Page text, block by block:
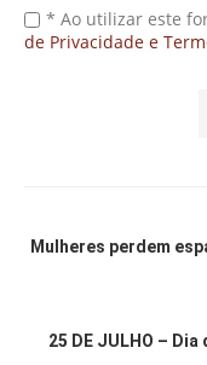
* Ao utilizar este
de Privacidade e
Mulheres perdem
25 DE JULHO –